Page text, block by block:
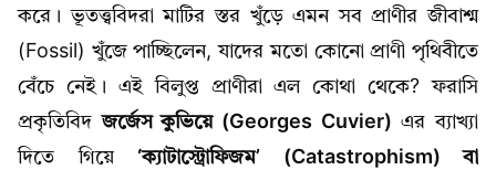
করে। ভূতত্ত্ববিদরা মাটির স্তর খুঁড়ে এমন সব প্রাণীর জীবাশ্ম
(Fossil) খুঁজে পাচ্ছিলেন, যাদের মতো কোনো প্রাণী পৃথিবীতে
বেঁচে নেই। এই বিলুপ্ত প্রাণীরা এল কোথা থেকে? ফরাসি
প্রকৃতিবিদজর্জেস কুভিয়ে (Georges Cuvier) এর ব্যাখ্যা
দিতে গিয়ে ‘ক্যাটাস্ট্রোফিজম’ (Catastrophism) বা